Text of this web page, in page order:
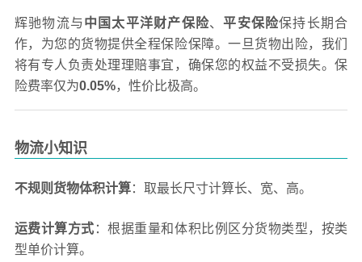
辉驰物流与中国太平洋财产保险、平安保险保持长期合
作，为您的货物提供全程保险保障。一旦货物出险，我们
将有专人负责处理理赔事宜，确保您的权益不受损失。保
险费率仅为0.05%，性价比极高。
物流小知识
不规则货物体积计算：取最长尺寸计算长、宽、高。
运费计算方式 ：根据重量和体积比例区分货物类型，按类
型单价计算。